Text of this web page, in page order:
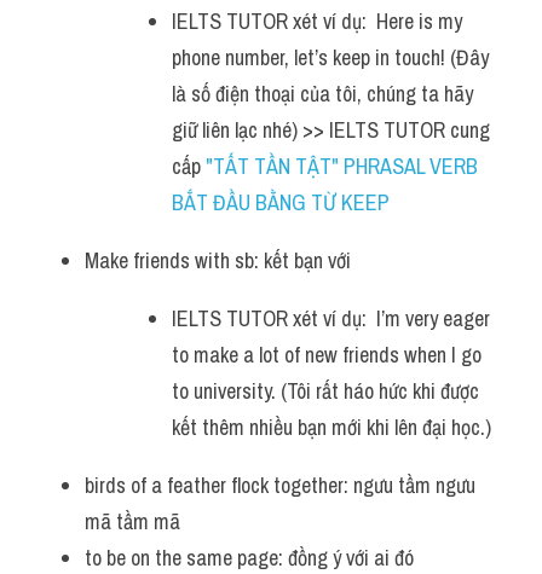
IELTS TUTOR xét ví dụ:  Here is my
phone number, let’s keep in touch! (Đây
là số điện thoại của tôi, chúng ta hãy
giữ liên lạc nhé) >> IELTS TUTOR cung
cấp "TẤT TẦN TẬT" PHRASAL VERB
BẮT ĐẦU BẰNG TỪ KEEP
Make friends with sb: kết bạn với
IELTS TUTOR xét ví dụ:  I’m very eager
to make a lot of new friends when I go
to university. (Tôi rất háo hức khi được
kết thêm nhiều bạn mới khi lên đại học.)
birds of a feather flock together: ngưu tầm ngưu
mã tầm mã
to be on the same page: đồng ý với ai đó